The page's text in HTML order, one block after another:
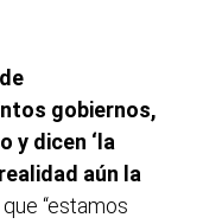
gobiernos,
y dicen ‘la
aún la
“estamos